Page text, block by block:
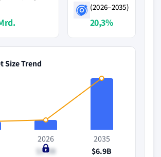
(2026–2035)
20,3%
Size Trend
2026
$1.3B
2035
$6.9B